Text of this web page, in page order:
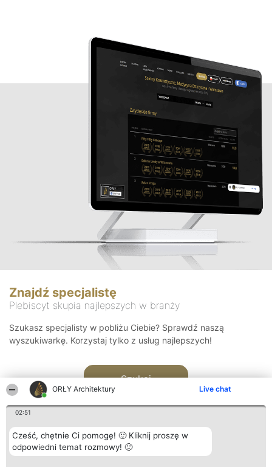
ORŁY Architektury Live chat
02:51
Cześć, chętnie Ci pomogę! 🙂 Kliknij proszę w
odpowiedni temat rozmowy! 🙂
Znajdź specjalistę
Plebiscyt skupia najlepszych w branży
Szukasz specjalisty w pobliżu Ciebie? Sprawdź naszą
wyszukiwarkę. Korzystaj tylko z usług najlepszych!
Szukaj